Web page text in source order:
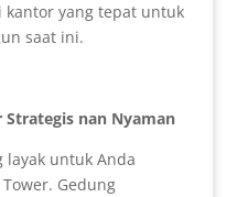
kantor yang tepat untuk
saat ini.
Strategis nan Nyaman
layak untuk Anda
Gedung